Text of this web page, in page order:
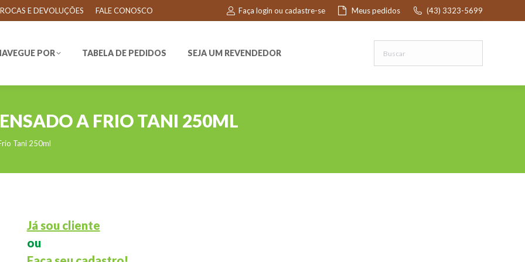
E DEVOLUÇÕES FALE CONOSCO Faça login ou cadastre-se Meus pedidos (43) 3323-5699
POR TABELA DE PEDIDOS SEJA UM REVENDEDOR
A FRIO TANI 250ML
Tani 250ml
Já sou cliente
ou
POR TABELA DE PEDIDOS SEJA UM REVENDEDOR